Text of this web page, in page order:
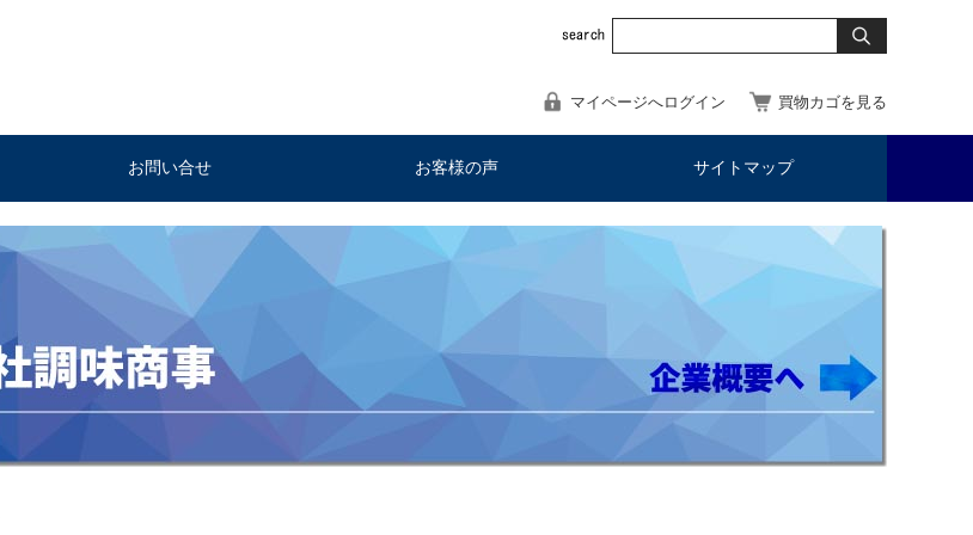
マイページへログイン 買物カゴを見る
お問い合せ お客様の声 サイトマップ